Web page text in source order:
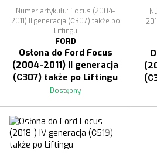
Numer artykułu: Focus (2004-
2011) II generacja (С307) także po
Liftingu
FORD
Osłona do Ford Focus
(2004-2011) II generacja
(С307) także po Liftingu
Dostępny